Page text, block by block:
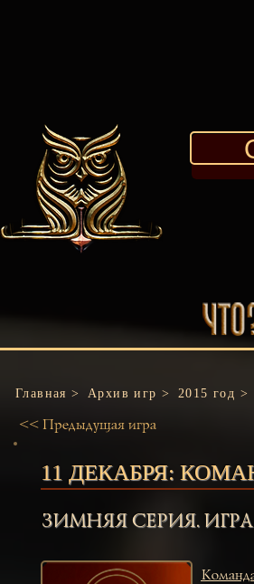
Главная > Архив игр > 2015 год >
<< Предыдущая игра
11 ДЕКАБРЯ:
ЗИМНЯЯ СЕРИЯ. ИГРА